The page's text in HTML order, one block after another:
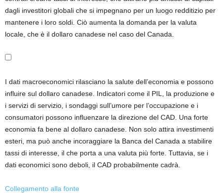
dagli investitori globali che si impegnano per un luogo redditizio per
mantenere i loro soldi. Ciò aumenta la domanda per la valuta
locale, che è il dollaro canadese nel caso del Canada.
I dati macroeconomici rilasciano la salute dell’economia e possono
influire sul dollaro canadese. Indicatori come il PIL, la produzione e
i servizi di servizio, i sondaggi sull’umore per l’occupazione e i
consumatori possono influenzare la direzione del CAD. Una forte
economia fa bene al dollaro canadese. Non solo attira investimenti
esteri, ma può anche incoraggiare la Banca del Canada a stabilire
tassi di interesse, il che porta a una valuta più forte. Tuttavia, se i
dati economici sono deboli, il CAD probabilmente cadrà.
Collegamento alla fonte